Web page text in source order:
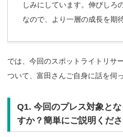
しみにしています。伸びしろ
なので、より一層の成長を期
では、今回のスポットライトリサ
ついて、富田さんご自身に話を伺
Q1. 今回のプレス対象と
すか？簡単にご説明くださ